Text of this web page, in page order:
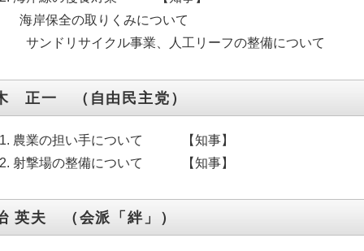
海岸保全の取りくみについて
サンドリサイクル事業、人工リーフの整備について
正一 （自由民主党）
農業の担い手について 【知事】
射撃場の整備について 【知事】
英夫 （会派「絆」）